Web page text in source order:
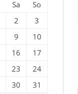
Sa
So
2
3
9
10
16
17
23
24
30 31